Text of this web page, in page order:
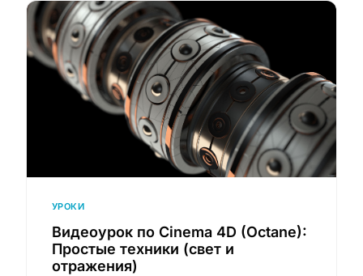
УРОКИ
Видеоурок по Cinema 4D (Octane):
Простые техники (свет и
отражения)